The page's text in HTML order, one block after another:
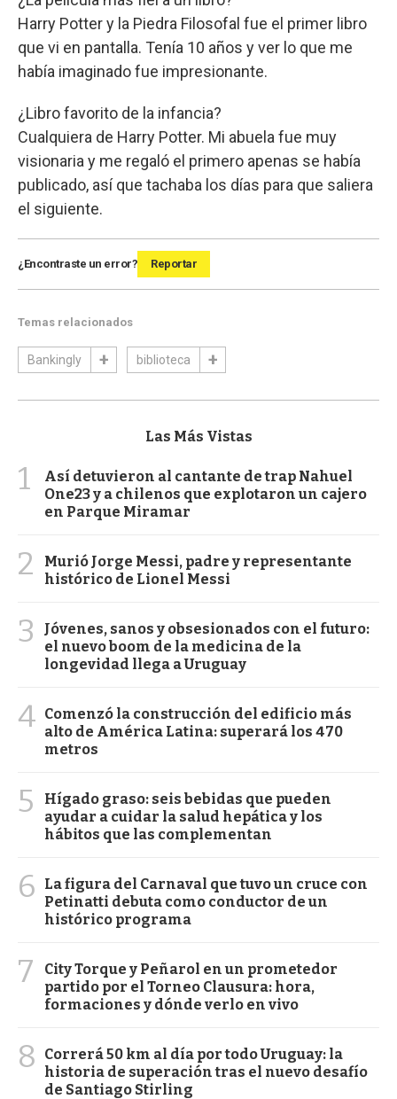
Harry Potter y la Piedra Filosofal fue el primer libro
que vi en pantalla. Tenía 10 años y ver lo que me
había imaginado fue impresionante.
¿Libro favorito de la infancia?
Cualquiera de Harry Potter. Mi abuela fue muy
visionaria y me regaló el primero apenas se había
publicado, así que tachaba los días para que saliera
el siguiente.
¿Encontraste un error? Reportar
Temas relacionados
Bankingly biblioteca
Las Más Vistas
1
Así detuvieron al cantante de trap Nahuel
One23 y a chilenos que explotaron un cajero
en Parque Miramar
2
Murió Jorge Messi, padre y representante
histórico de Lionel Messi
3
Jóvenes, sanos y obsesionados con el futuro:
el nuevo boom de la medicina de la
longevidad llega a Uruguay
4 Comenzó la construcción del edificio más
alto de América Latina: superará los 470
metros
5
Hígado graso: seis bebidas que pueden
ayudar a cuidar la salud hepática y los
hábitos que las complementan
6
La figura del Carnaval que tuvo un cruce con
Petinatti debuta como conductor de un
histórico programa
7
City Torque y Peñarol en un prometedor
partido por el Torneo Clausura: hora,
formaciones y dónde verlo en vivo
8
Correrá 50 km al día por todo Uruguay: la
historia de superación tras el nuevo desafío
de Santiago Stirling